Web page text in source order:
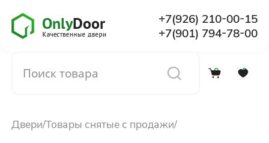
+7(926) 210-00-15
+7(901) 794-78-00
0 0
О компании
Двери Товары снятые с продажи